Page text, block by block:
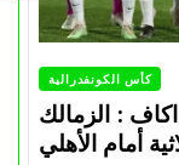
كأس الكونفدرالية
: الزمالك